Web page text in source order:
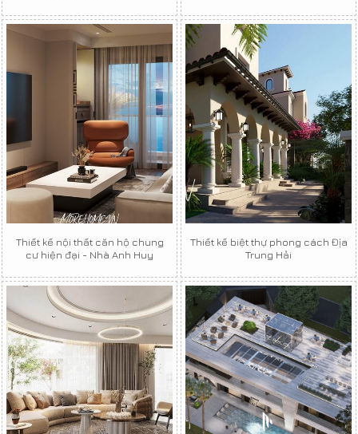
Thiết kế nội thất căn hộ chung
cư hiện đại - Nhà Anh Huy
Thiết kế biệt thự phong cách Địa
Trung Hải